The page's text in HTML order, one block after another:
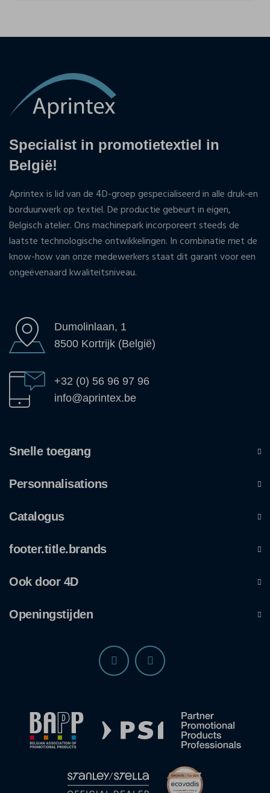
Specialist in promotietextiel in
België!
Aprintex is lid van de 4D-groep gespecialiseerd in alle druk-en
borduurwerk op textiel. De productie gebeurt in eigen,
Belgisch atelier. Ons machinepark incorporeert steeds de
laatste technologische ontwikkelingen. In combinatie met de
know-how van onze medewerkers staat dit garant voor een
ongeëvenaard kwaliteitsniveau.
Dumolinlaan, 1
8500 Kortrijk (België)
+32 (0) 56 96 97 96
info@aprintex.be
Snelle toegang
Personnalisations
Catalogus
footer.title.brands
Ook door 4D
Openingstijden